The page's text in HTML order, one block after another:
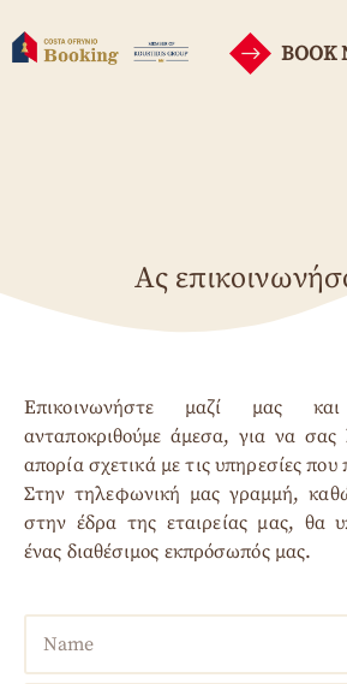
BOOK
Ας
Επικοινωνήστε μαζί μας
ανταποκριθούμε άμεσα, για να σας
απορία σχετικά με τις υπηρεσίες
Στην τηλεφωνική μας γραμμή,
στην έδρα της εταιρείας μας, θα
ένας διαθέσιμος εκπρόσωπός μας.